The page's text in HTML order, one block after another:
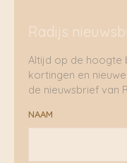
Radijs
Altijd op de hoogte
kortingen en
de nieuwsbrief van
NAAM